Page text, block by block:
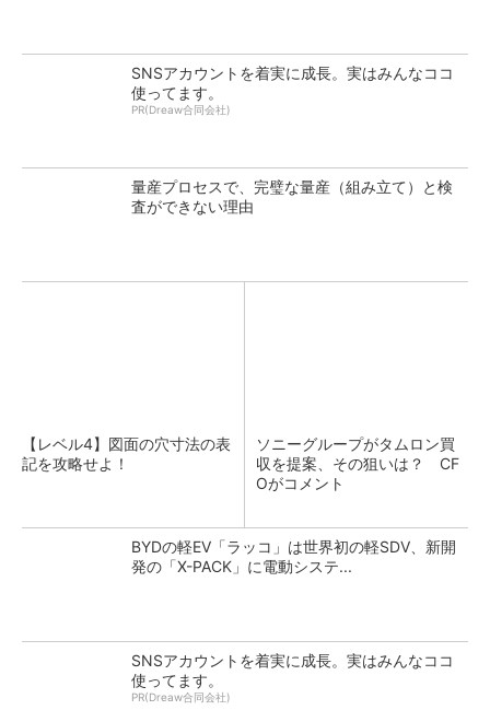
SNSアカウントを着実に成長。実はみんなココ
使ってます。
PR(Dreaw合同会社)
量産プロセスで、完璧な量産（組み立て）と検
査ができない理由
【レベル4】図面の穴寸法の表
記を攻略せよ！
ソニーグループがタムロン買
収を提案、その狙いは？ CF
Oがコメント
BYDの軽EV「ラッコ」は世界初の軽SDV、新開
発の「X-PACK」に電動システ...
SNSアカウントを着実に成長。実はみんなココ
使ってます。
PR(Dreaw合同会社)